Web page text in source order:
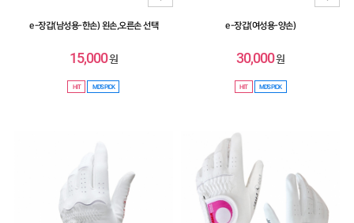
e-장갑(남성용-한손) 왼손,오른손 선택
15,000원
HIT MD'S PICK
e-장갑(여성용-양손)
30,000원
HIT MD'S PICK
CUSTOMER